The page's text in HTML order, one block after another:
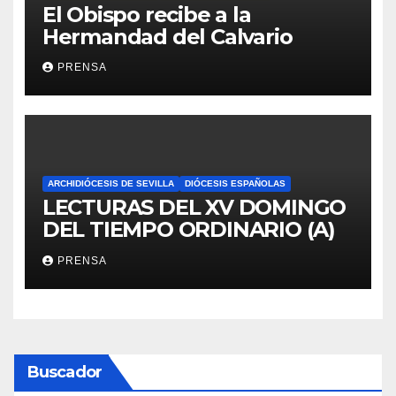
El Obispo recibe a la
Hermandad del Calvario
PRENSA
ARCHIDIÓCESIS DE SEVILLA DIÓCESIS ESPAÑOLAS
LECTURAS DEL XV DOMINGO
DEL TIEMPO ORDINARIO (A)
PRENSA
Buscador